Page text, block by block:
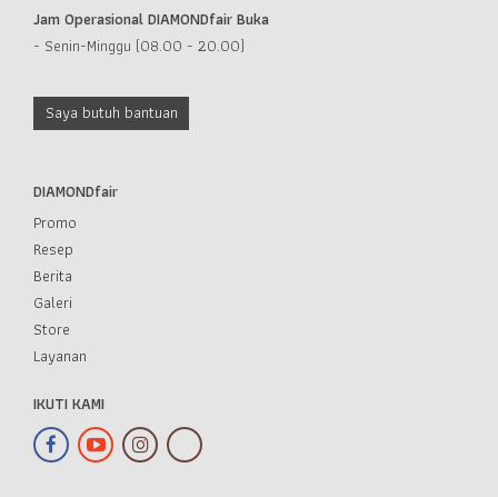
Jam Operasional DIAMONDfair Buka
- Senin-Minggu (08.00 - 20.00)
Saya butuh bantuan
DIAMONDfair
Promo
Resep
Berita
Galeri
Store
Layanan
IKUTI KAMI